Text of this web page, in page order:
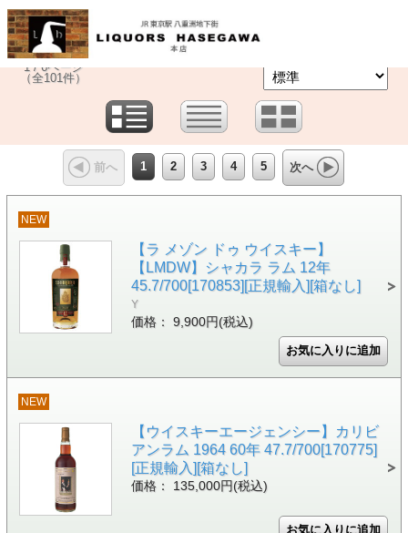
TOP > ラム
1 / 6ページ
（全101件）
前へ 1 2 3 4 5 次へ
NEW
【ラ メゾン ドゥ ウイスキー】
【LMDW】シャカラ ラム 12年
45.7/700[170853][正規輸入][箱なし]
Y
価格： 9,900円(税込)
NEW
【ウイスキーエージェンシー】カリビ
アンラム 1964 60年 47.7/700[170775]
[正規輸入][箱なし]
価格： 135,000円(税込)